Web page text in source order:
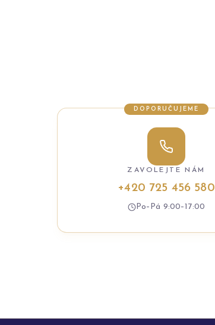
DOPORUČUJEME
ZAVOLEJTE NÁM
+420 725 456 580
Po–Pá 9:00–17:00